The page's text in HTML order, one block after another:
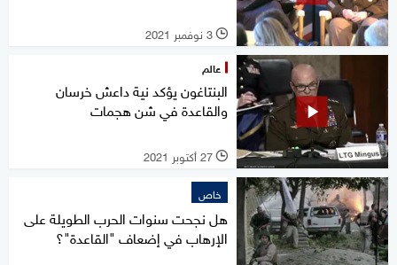
l 3 نوفمبر 2021
عالم
البنتاغون يؤكد نية داعش خرسان
والقاعدة في شن هجمات
l 27 أكتوبر 2021
خاص
هل نجحت سنوات الحرب الطويلة على
الإرهاب في إضعاف "القاعدة"؟